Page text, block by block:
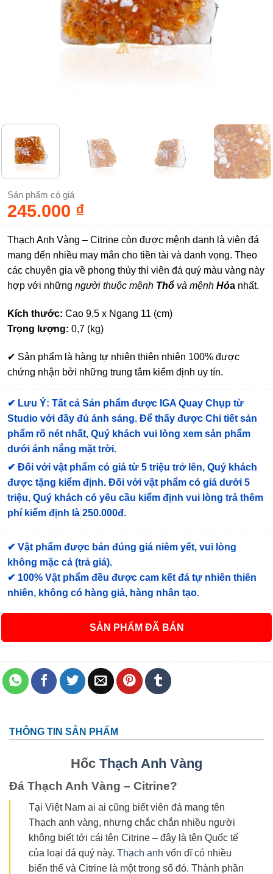
Sản phẩm có giá
245.000 ₫
Thạch Anh Vàng – Citrine còn được mệnh danh là viên đá
mang đến nhiều may mắn cho tiền tài và danh vọng. Theo
các chuyên gia về phong thủy thì viên đá quý màu vàng này
hợp với những người thuộc mệnh Thổ và mệnh Hỏa nhất.
Kích thước: Cao 9,5 x Ngang 11 (cm)
Trọng lượng: 0,7 (kg)
✔ Sản phẩm là hàng tự nhiên thiên nhiên 100% được
chứng nhận bởi những trung tâm kiểm định uy tín.
✔ Lưu Ý: Tất cả Sản phẩm được IGA Quay Chụp từ
Studio với đầy đủ ánh sáng. Để thấy được Chi tiết sản
phẩm rõ nét nhất, Quý khách vui lòng xem sản phẩm
dưới ánh nắng mặt trời.
✔ Đối với vật phẩm có giá từ 5 triệu trở lên, Quý khách
được tặng kiểm định. Đối với vật phẩm có giá dưới 5
triệu, Quý khách có yêu cầu kiểm định vui lòng trả thêm
phí kiểm định là 250.000đ.
✔ Vật phẩm được bán đúng giá niêm yết, vui lòng
không mặc cả (trả giá).
✔ 100% Vật phẩm đều được cam kết đá tự nhiên thiên
nhiên, không có hàng giả, hàng nhân tạo.
ĐÃ BÁN
THÔNG TIN SẢN PHẨM
Hốc Thạch Anh Vàng
Đá Thạch Anh Vàng – Citrine?
Tại Việt Nam ai ai cũng biết viên đá mang tên
Thạch anh vàng, nhưng chắc chắn nhiều người
không biết tới cái tên Citrine – đây là tên Quốc tế
của loại đá quý này. Thạch anh vốn dĩ có nhiều
biến thể và Citrine là một trong số đó. Thành phần